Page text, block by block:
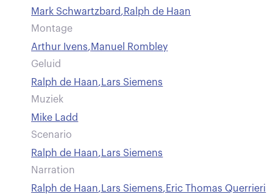
Mark Schwartzbard,Ralph de Haan
Montage
Arthur Ivens,Manuel Rombley
Geluid
Ralph de Haan, Lars Siemens
Muziek
Mike Ladd
Scenario
Ralph de Haan, Lars Siemens
Narration
Ralph de Haan, Lars Siemens,Eric Thomas Querrieri